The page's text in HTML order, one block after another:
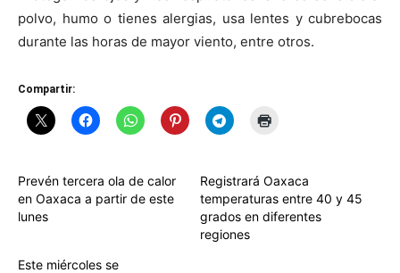
polvo, humo o tienes alergias, usa lentes y cubrebocas
durante las horas de mayor viento, entre otros.
Compartir:
Prevén tercera ola de calor
en Oaxaca a partir de este
lunes
Registrará Oaxaca
temperaturas entre 40 y 45
grados en diferentes
regiones
Este miércoles se